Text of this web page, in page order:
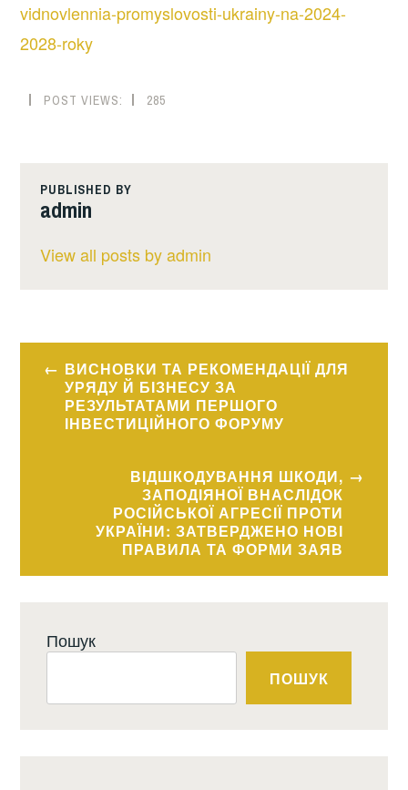
vidnovlennia-promyslovosti-ukrainy-na-2024-
2028-roky
POST VIEWS: 285
PUBLISHED BY
admin
View all posts by admin
Навігація
записів
ВИСНОВКИ ТА РЕКОМЕНДАЦІЇ ДЛЯ
УРЯДУ Й БІЗНЕСУ ЗА
РЕЗУЛЬТАТАМИ ПЕРШОГО
ІНВЕСТИЦІЙНОГО ФОРУМУ
ВІДШКОДУВАННЯ ШКОДИ,
ЗАПОДІЯНОЇ ВНАСЛІДОК
РОСІЙСЬКОЇ АГРЕСІЇ ПРОТИ
УКРАЇНИ: ЗАТВЕРДЖЕНО НОВІ
ПРАВИЛА ТА ФОРМИ ЗАЯВ
Пошук
ПОШУК